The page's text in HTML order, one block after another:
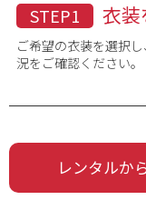
STEP1 衣装
ご希望の衣装を選択
況をご確認ください。
レンタルか